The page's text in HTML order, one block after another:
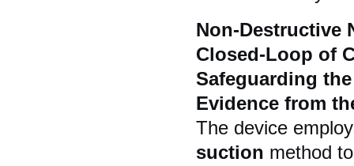
Non-Destructive
Closed-Loop of
Safeguarding
Evidence from
The device
suction method